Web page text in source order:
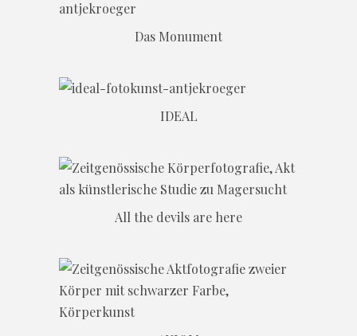
Das Monument
IDEAL
All the devils are here